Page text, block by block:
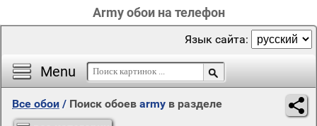
Army обои на телефон
Menu
Язык сайта:
Все обои / Поиск обоев army в разделе